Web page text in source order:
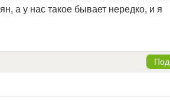
а у нас такое бывает нередко, и я